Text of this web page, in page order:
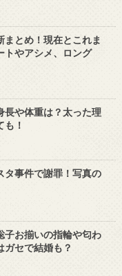
まとめ！現在とこれま
トやアシメ、ロング
長や体重は？太った理
も！
タ事件で謝罪！写真の
子お揃いの指輪や匂わ
ガセで結婚も？